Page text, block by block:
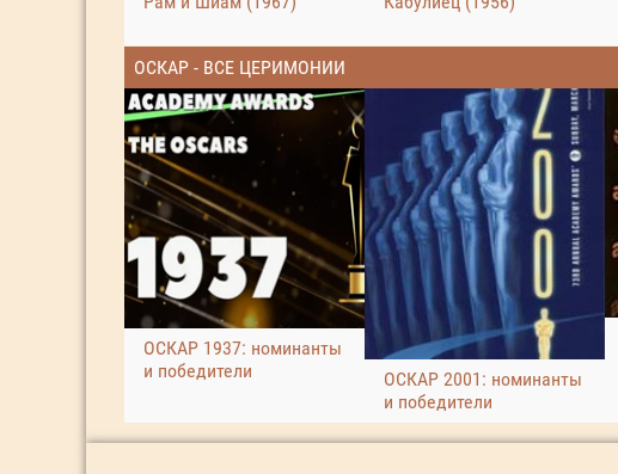
ОСКАР - ВСЕ ЦЕРИМОНИИ
ОСКАР 1937: номинанты
и победители
ОСКАР 2001: номинанты
и победители